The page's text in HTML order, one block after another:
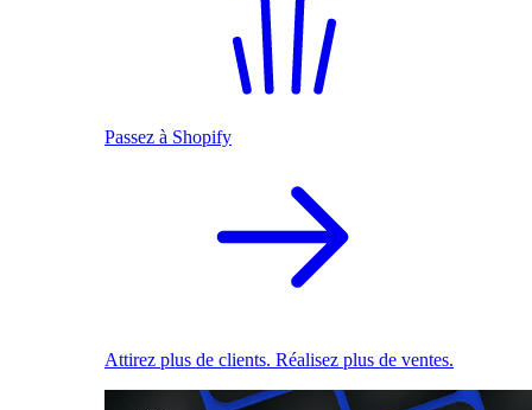
Passez à Shopify
Attirez plus de clients. Réalisez plus de ventes.